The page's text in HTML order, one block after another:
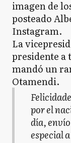
imagen de
posteado
Instagram.
La
presidente a
mandó un
Otamendi.
por el
día,
especial